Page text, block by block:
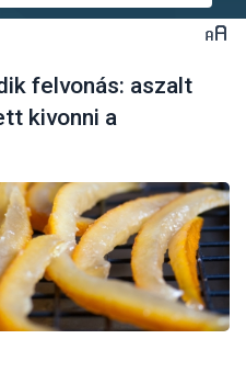
felvonás: aszalt
kivonni a